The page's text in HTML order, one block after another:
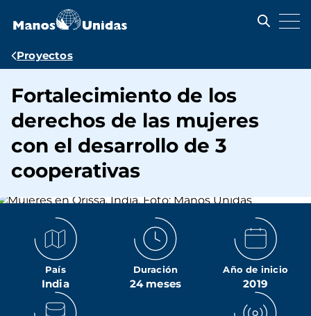
contenido
Ruta
navegación
Proyectos
Fortalecimiento de los
derechos de las mujeres
con el desarrollo de 3
cooperativas
País
India
Duración
24 meses
Año de inicio
2019